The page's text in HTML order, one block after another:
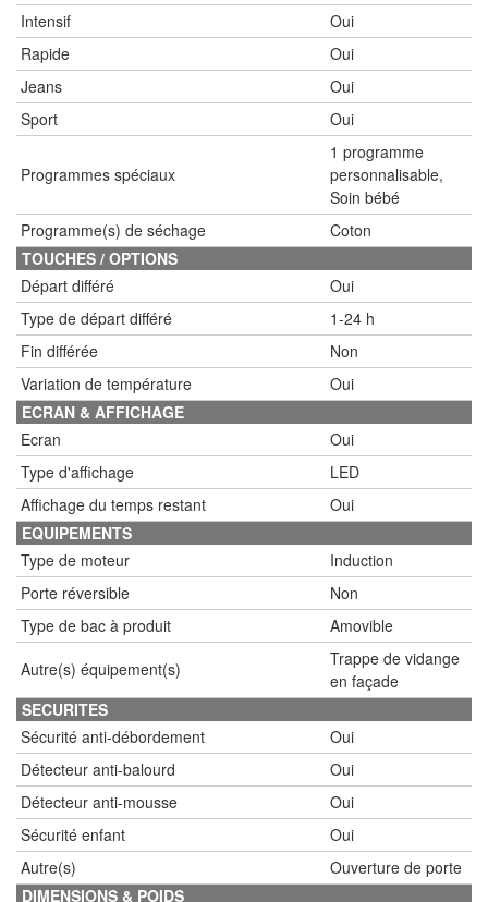
Intensif
Oui
Rapide
Oui
Jeans
Oui
Sport
Oui
Programmes spéciaux
1 programme
personnalisable,
Soin bébé
Programme(s) de séchage
Coton
TOUCHES / OPTIONS
Départ différé
Oui
Type de départ différé
1-24 h
Fin différée
Non
Variation de température
Oui
ECRAN & AFFICHAGE
Ecran
Oui
Type d'affichage
LED
Affichage du temps restant
Oui
EQUIPEMENTS
Type de moteur
Induction
Porte réversible
Non
Type de bac à produit
Amovible
Autre(s) équipement(s)
Trappe de vidange
en façade
SECURITES
Sécurité anti-débordement
Oui
Détecteur anti-balourd
Oui
Détecteur anti-mousse
Oui
Sécurité enfant
Oui
Autre(s)
Ouverture de porte
DIMENSIONS & POIDS